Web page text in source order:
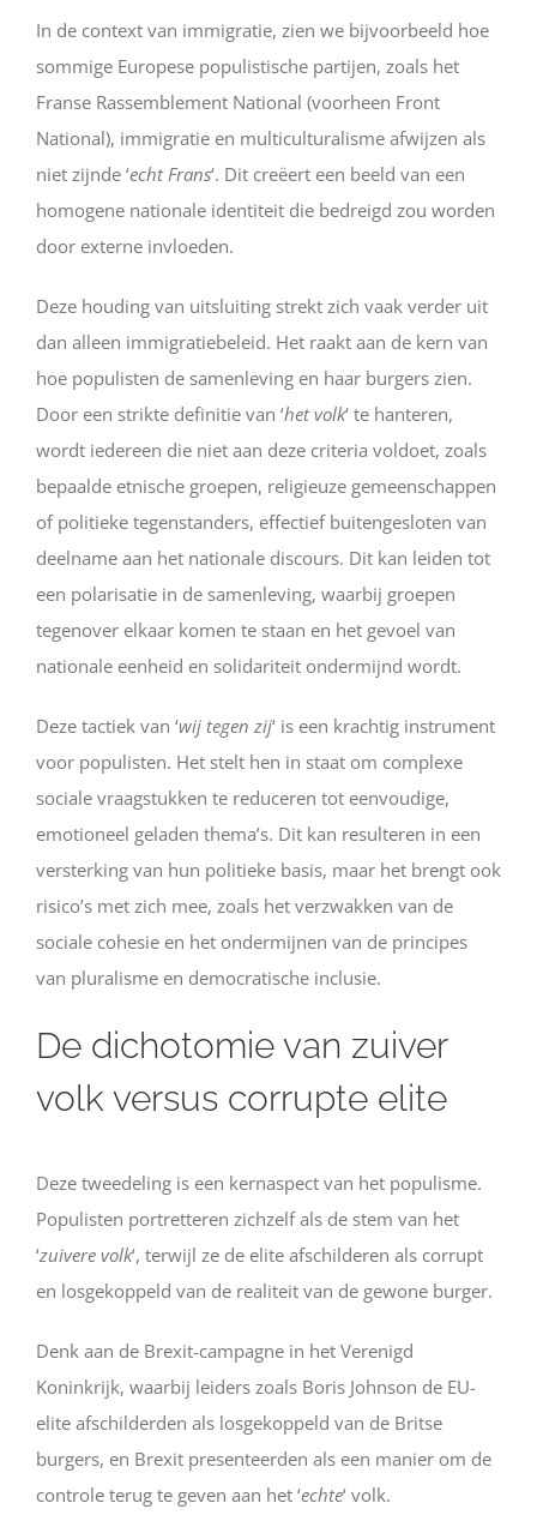
In de context van immigratie, zien we bijvoorbeeld hoe
sommige Europese populistische partijen, zoals het
Franse Rassemblement National (voorheen Front
National), immigratie en multiculturalisme afwijzen als
niet zijnde ‘echt Frans‘. Dit creëert een beeld van een
homogene nationale identiteit die bedreigd zou worden
door externe invloeden.
Deze houding van uitsluiting strekt zich vaak verder uit
dan alleen immigratiebeleid. Het raakt aan de kern van
hoe populisten de samenleving en haar burgers zien.
Door een strikte definitie van ‘het volk‘ te hanteren,
wordt iedereen die niet aan deze criteria voldoet, zoals
bepaalde etnische groepen, religieuze gemeenschappen
of politieke tegenstanders, effectief buitengesloten van
deelname aan het nationale discours. Dit kan leiden tot
een polarisatie in de samenleving, waarbij groepen
tegenover elkaar komen te staan en het gevoel van
nationale eenheid en solidariteit ondermijnd wordt.
Deze tactiek van ‘wij tegen zij‘ is een krachtig instrument
voor populisten. Het stelt hen in staat om complexe
sociale vraagstukken te reduceren tot eenvoudige,
emotioneel geladen thema’s. Dit kan resulteren in een
versterking van hun politieke basis, maar het brengt ook
risico’s met zich mee, zoals het verzwakken van de
sociale cohesie en het ondermijnen van de principes
van pluralisme en democratische inclusie.
De dichotomie van zuiver
volk versus corrupte elite
Deze tweedeling is een kernaspect van het populisme.
Populisten portretteren zichzelf als de stem van het
‘zuivere volk‘, terwijl ze de elite afschilderen als corrupt
en losgekoppeld van de realiteit van de gewone burger.
Denk aan de Brexit-campagne in het Verenigd
Koninkrijk, waarbij leiders zoals Boris Johnson de EU-
elite afschilderden als losgekoppeld van de Britse
burgers, en Brexit presenteerden als een manier om de
controle terug te geven aan het ‘echte‘ volk.